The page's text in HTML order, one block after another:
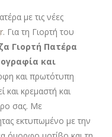
με τις νέες
. Για τη Γιορτή του
Γιορτή Πατέρα
και
και πρωτότυπη
και κρεμαστή και
σας. Με
εκτυπωμένο με την